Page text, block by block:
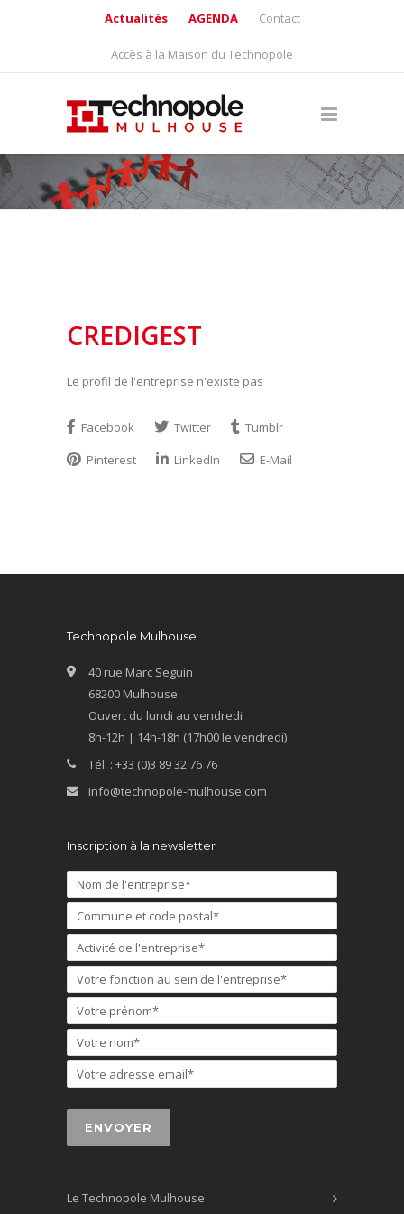
Actualités AGENDA Contact
Accès à la Maison du Technopole
CREDIGEST
Le profil de l'entreprise n'existe pas
Facebook Twitter
Tumblr
Pinterest
LinkedIn E-Mail
Technopole Mulhouse
40 rue Marc Seguin
68200 Mulhouse
Ouvert du lundi au vendredi
8h-12h | 14h-18h (17h00 le vendredi)
Tél. : +33 (0)3 89 32 76 76
info@technopole-mulhouse.com
Inscription à la newsletter
Le Technopole Mulhouse